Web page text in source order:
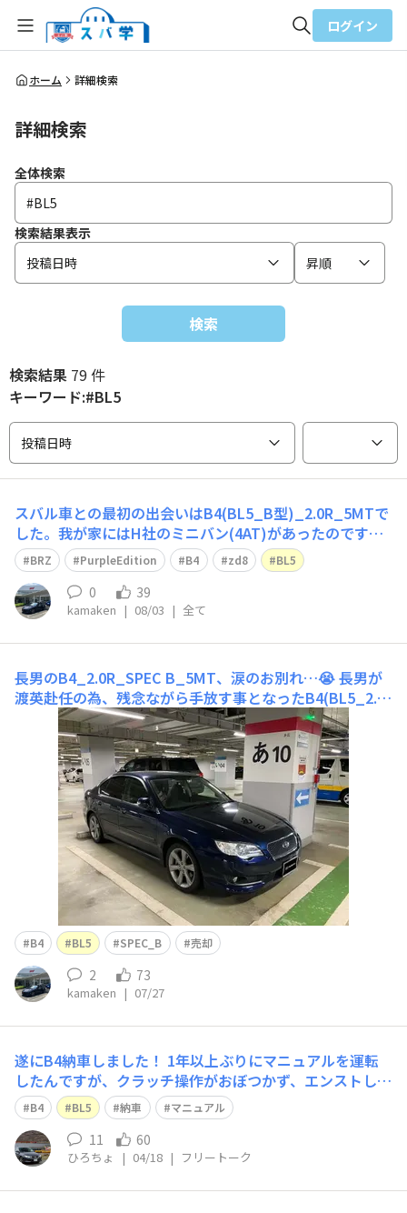
全体検索
ログイン
ホーム 詳細検索
詳細検索
全体検索
検索結果表示
投稿日時
昇順
検索
検索結果 79 件
キーワード:#BL5
投稿日時
スバル車との最初の出会いはB4(BL5_B型)_2.0R_5MTで
した。我が家にはH社のミニバン(4AT)があったのです
が、長男が18歳で免許を取得し「スバルのAWDをMTで乗
りたい!!」と懇願され、当該B4を中古で購入しました。運
転してみてびっくり、「スバル車って、こんなに素晴らし
く完成度の高いク
BRZ PurpleEdition B4 zd8 BL5
0 39
kamaken | 08/03 | 全て
長男のB4_2.0R_SPEC B_5MT、涙のお別れ…😭長男が
渡英赴任の為、残念ながら手放す事となったB4(BL5_2.0
R_Spec B_5MT)、次のオーナーの元で大切に乗ってもら
える事を願うばかりです。本当に良いクルマでした。先日
の香川訪問が見納めとなってしまいました…😭71万円の
買取価格となりました。
B4 BL5 SPEC_B 売却
2 73
kamaken | 07/27
遂にB4納車しました！ 1年以上ぶりにマニュアルを運転
したんですが、クラッチ操作がおぼつかず、エンストしま
くりました！悲 坂道発進がちょっとだめだめなのでたく
さん練習します！ コツなどあったら教えていただけると
嬉しいです！ P.S. 水中花やっぱり買ってよかった！
B4 BL5 納車 マニュアル
11 60
ひろちょ | 04/18 | フリートーク